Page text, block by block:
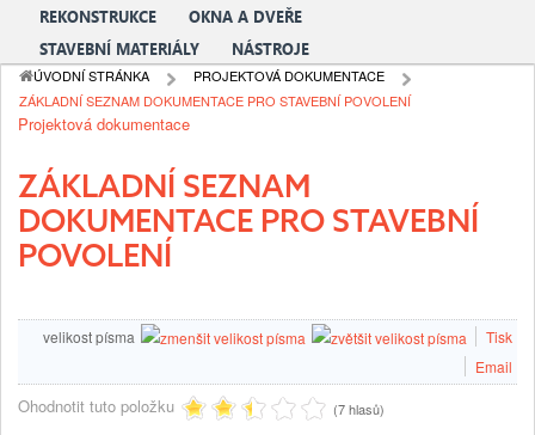
REKONSTRUKCE
OKNA A DVEŘE
STAVEBNÍ MATERIÁLY
NÁSTROJE
ÚVODNÍ STRÁNKA
PROJEKTOVÁ DOKUMENTACE
ZÁKLADNÍ SEZNAM DOKUMENTACE PRO STAVEBNÍ POVOLENÍ
Projektová dokumentace
ZÁKLADNÍ SEZNAM
DOKUMENTACE PRO STAVEBNÍ
POVOLENÍ
velikost písma
Tisk
Email
Ohodnotit tuto položku (7 hlasů)